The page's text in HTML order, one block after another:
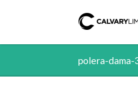
polera-dama-